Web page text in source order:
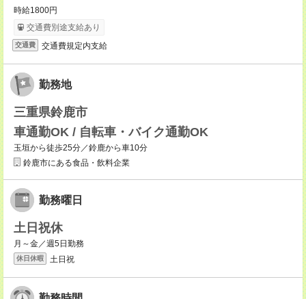
時給1800円
交通費別途支給あり
交通費 交通費規定内支給
勤務地
三重県鈴鹿市
車通勤OK / 自転車・バイク通勤OK
玉垣から徒歩25分／鈴鹿から車10分
鈴鹿市にある食品・飲料企業
勤務曜日
土日祝休
月～金／週5日勤務
休日休暇 土日祝